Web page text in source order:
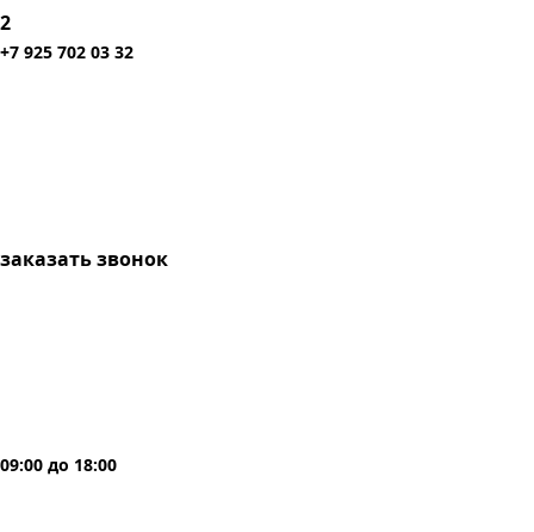
2
+7 925 702 03 32
заказать звонок
09:00 до 18:00